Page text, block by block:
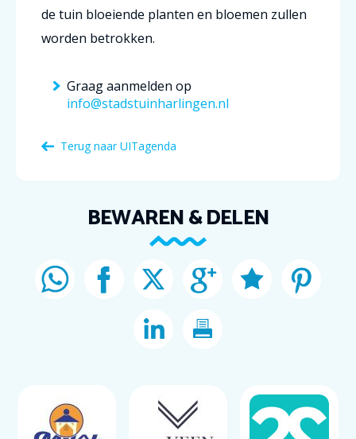
de tuin bloeiende planten en bloemen zullen
worden betrokken.
Graag aanmelden op
info@stadstuinharlingen.nl
Terug naarUITagenda
BEWAREN & DELEN